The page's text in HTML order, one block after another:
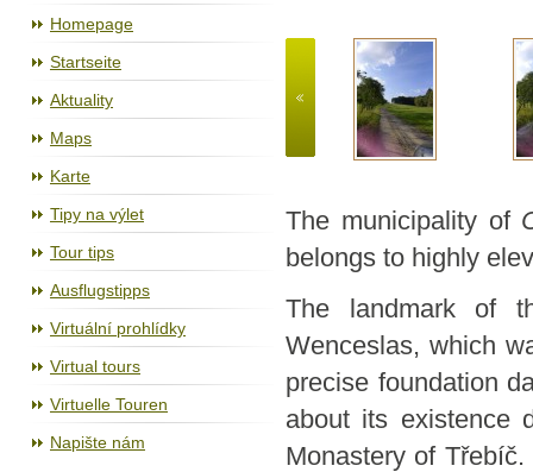
Der Radweg Jihlava – Třebíč – Raabs
Homepage
Startseite
Aktuality
Maps
Karte
Tipy na výlet
Tour tips
Ausflugstipps
Virtuální prohlídky
Virtual tours
Virtuelle Touren
Napište nám
The municipality of
belongs to highly
The landmark of
Wenceslas, which
precise foundation
about its existence
Monastery of